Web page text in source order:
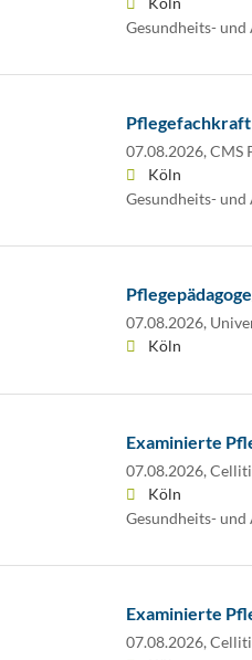
Gesundheits- und
07.08.2026, CMS
Köln
Gesundheits- und
07.08.2026,
Köln
Examinierte
07.08.2026,
Köln
Gesundheits- und
Examinierte
07.08.2026,